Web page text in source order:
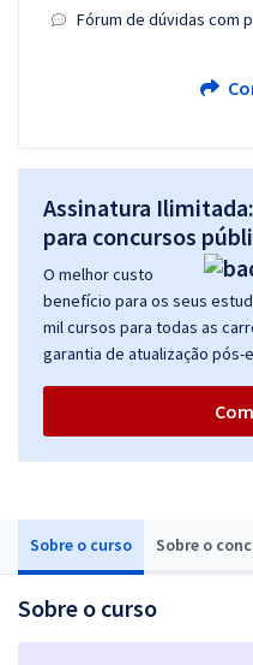
Sobre o curso Sobre o
Sobre o curso
Fórum de dúvidas com
Assinatura
para concursos
O melhor custo
benefício para os seus
mil cursos para todas as
garantia de atualização pós-